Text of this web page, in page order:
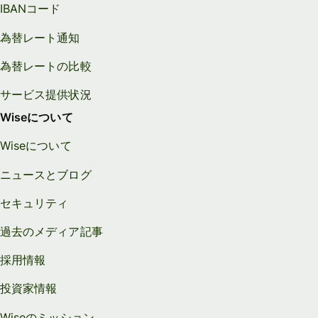
IBANコード
為替レート通知
為替レートの比較
サービス提供状況
Wiseについて
Wiseについて
ニュースとブログ
セキュリティ
過去のメディア記事
採用情報
投資家情報